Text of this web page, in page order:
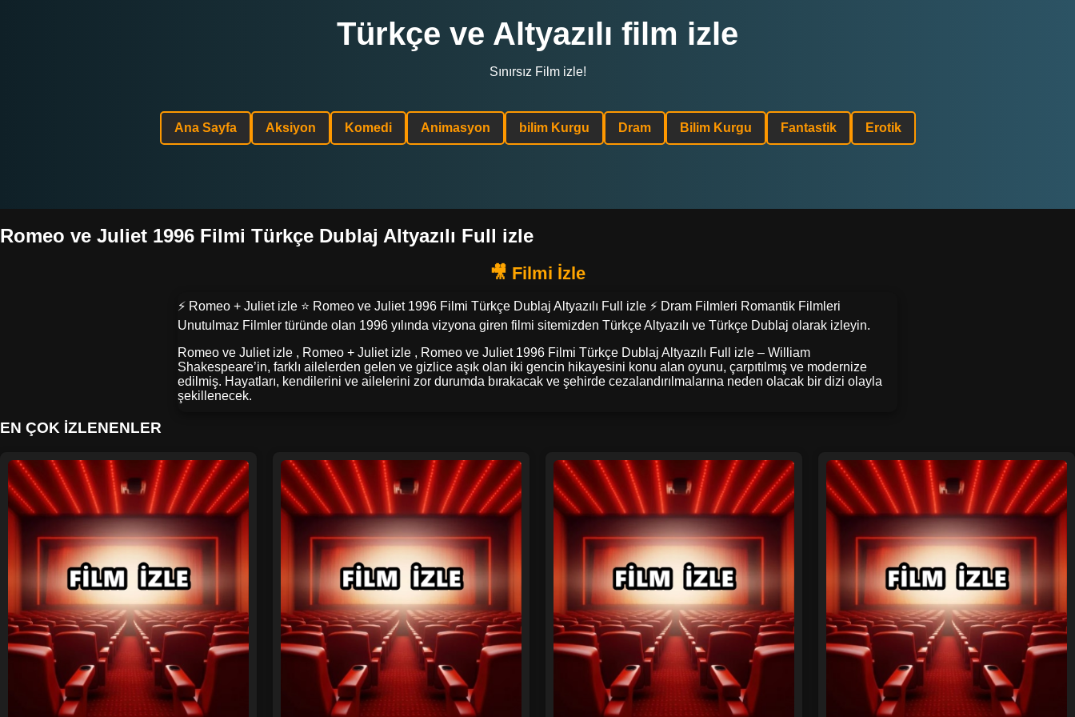
Türkçe ve Altyazılı film izle
Sınırsız Film izle!
Ana Sayfa Aksiyon Komedi Animasyon bilim Kurgu Dram Bilim Kurgu Fantastik Erotik
Romeo ve Juliet 1996 Filmi Türkçe Dublaj Altyazılı Full izle
⚡ Romeo + Juliet izle ⭐ Romeo ve Juliet 1996 Filmi Türkçe Dublaj Altyazılı Full izle ⚡ Dram Filmleri Romantik Filmleri
Unutulmaz Filmler türünde olan 1996 yılında vizyona giren filmi sitemizden Türkçe Altyazılı ve Türkçe Dublaj olarak izleyin.
Romeo ve Juliet izle , Romeo + Juliet izle , Romeo ve Juliet 1996 Filmi Türkçe Dublaj Altyazılı Full izle – William
Shakespeare’in, farklı ailelerden gelen ve gizlice aşık olan iki gencin hikayesini konu alan oyunu, çarpıtılmış ve modernize
edilmiş. Hayatları, kendilerini ve ailelerini zor durumda bırakacak ve şehirde cezalandırılmalarına neden olacak bir dizi olayla
şekillenecek.
EN ÇOK İZLENENLER